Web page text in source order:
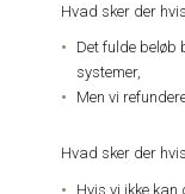
Hvad sker der
Det fulde
systemer,
Men vi
Hvad sker der
Hvis vi ikke